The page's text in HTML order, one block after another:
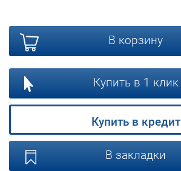
В корзину
Купить в 1 клик
Купить в кредит
В закладки